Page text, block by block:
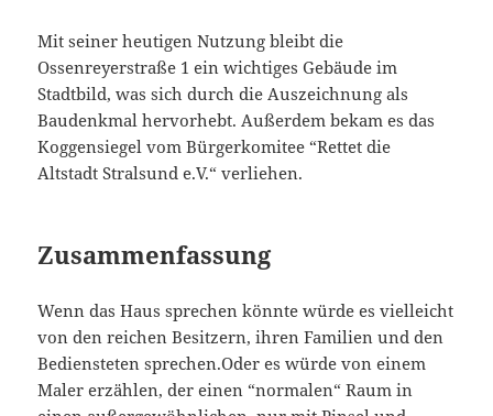
Mit seiner heutigen Nutzung bleibt die
Ossenreyerstraße 1 ein wichtiges Gebäude im
Stadtbild, was sich durch die Auszeichnung als
Baudenkmal hervorhebt. Außerdem bekam es das
Koggensiegel vom Bürgerkomitee “Rettet die
Altstadt Stralsund e.V.“ verliehen.
Zusammenfassung
Wenn das Haus sprechen könnte würde es vielleicht
von den reichen Besitzern, ihren Familien und den
Bediensteten sprechen.Oder es würde von einem
Maler erzählen, der einen “normalen“ Raum in